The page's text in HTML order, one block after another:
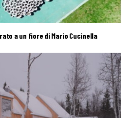
a un fiore di Mario Cucinella